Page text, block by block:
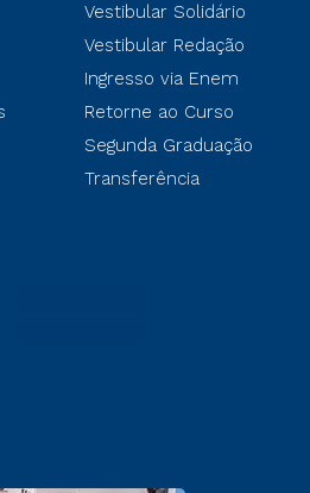
Vestibular Solidário
Vestibular Redação
Ingresso via Enem
Retorne ao Curso
Segunda Graduação
Transferência